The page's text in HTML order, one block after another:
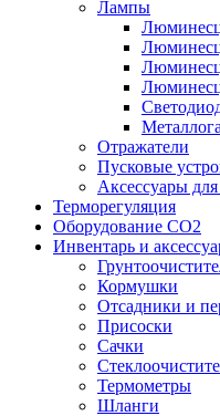
Лампы
Отражатели
Пусковые
Аксессуары
Терморегуляция
Оборудование CO2
Инвентарь и
Кормушки
Отсадники и
Присоски
Сачки
Термометры
Шланги